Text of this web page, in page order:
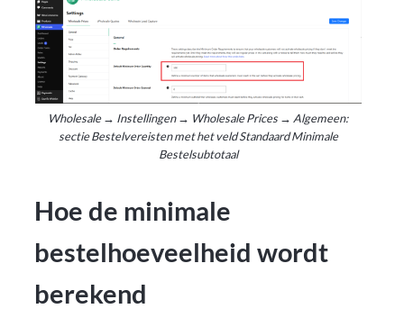
Wholesale → Instellingen → Wholesale Prices → Algemeen:
sectie Bestelvereisten met het veld Standaard Minimale
Bestelsubtotaal
Hoe de minimale
bestelhoeveelheid wordt
berekend